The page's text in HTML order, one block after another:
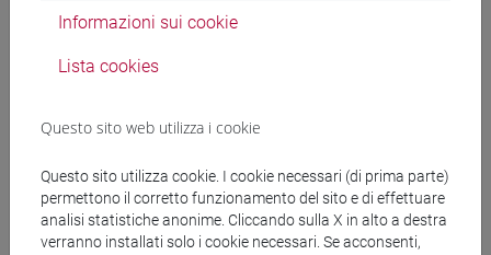
Materiali su Moodle
Corsi di studio e percorsi
ETNOLOGIA, ETNOLINGUISTICA - Laurea
magistrale (DM270)
percorso generico/percorso generico
Informazioni sui cookie
Lista cookies
Questo sito web utilizza i cookie
Questo sito utilizza cookie. I cookie necessari (di prima parte)
permettono il corretto funzionamento del sito e di effettuare
analisi statistiche anonime. Cliccando sulla X in alto a destra
verranno installati solo i cookie necessari. Se acconsenti,